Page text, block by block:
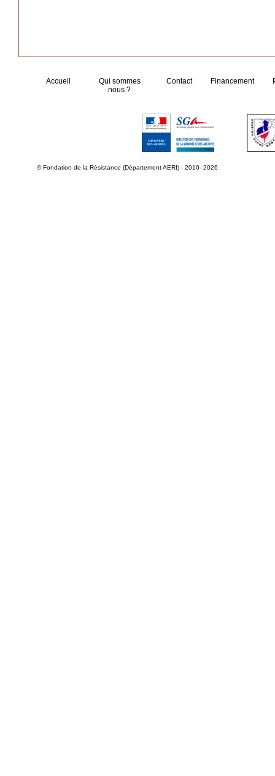
Accueil
Qui sommes
nous ?
Contact Financement
© Fondation de la Résistance (Département AERI) - 2010- 2026